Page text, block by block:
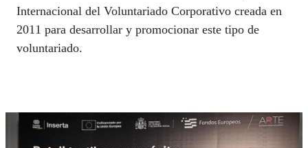
Internacional del Voluntariado Corporativo creada en
2011 para desarrollar y promocionar este tipo de
voluntariado.